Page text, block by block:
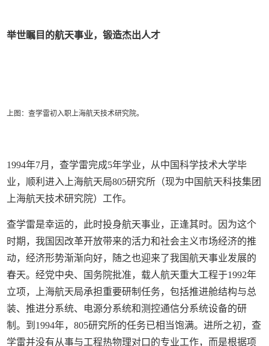
举世瞩目的航天事业，锻造杰出人才
上图：查学雷初入职上海航天技术研究院。
1994年7月，查学雷完成5年学业，从中国科学技术大学毕
业，顺利进入上海航天局805研究所（现为中国航天科技集团
上海航天技术研究院）工作。
查学雷是幸运的，此时投身航天事业，正逢其时。因为这个
时期，我国因改革开放带来的活力和社会主义市场经济的推
动，经济形势渐渐向好，随之也迎来了我国航天事业发展的
春天。经党中央、国务院批准，载人航天重大工程于1992年
立项，上海航天局承担重要研制任务，包括推进舱结构与总
装、推进分系统、电源分系统和测控通信分系统设备的研
制。到1994年，805研究所的任务已相当饱满。进所之初，查
学雷并没有从事与工程热物理对口的专业工作，而是根据项